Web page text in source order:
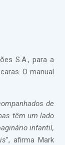
S.A., para a
O manual
de
têm um lado
infantil,
”, afirma Mark